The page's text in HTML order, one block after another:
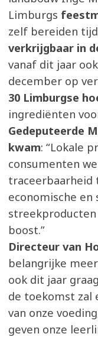
Limburgs
zelf bereiden
verkrijgbaar in
vanaf dit jaar
december op
30 Limburgse
ingrediënten
Gedeputeerde
kwam: “Lokale
consumenten
traceerbaarheid
economische en
boost.”
Directeur van
belangrijke
ook dit jaar
de toekomst zal
van onze
geven onze